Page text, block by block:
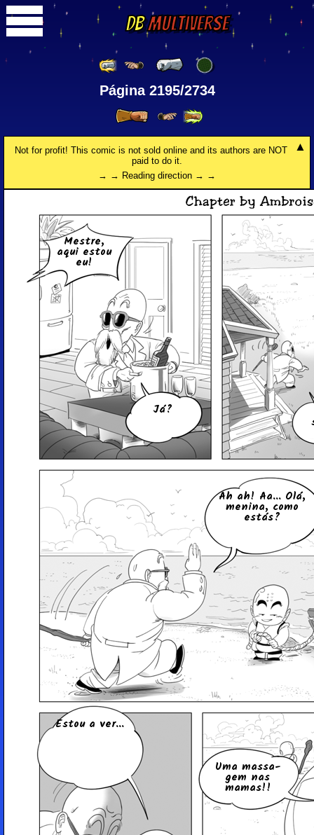
DBMultiverse
Página 2195/2734
Not for profit! This comic is not sold online and its authors are NOT
paid to do it.
→ → Reading direction → →
Mestre,
aqui estou
eu!
Já?
Ah ah! Aa... Olá,
menina, como
estás?
Estou a ver...
Uma mas­sa­
gem nas
mamas!!